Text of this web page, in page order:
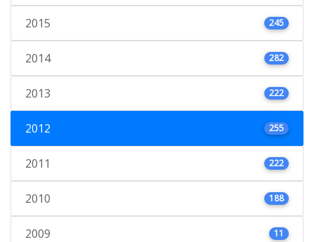
2015 245
2014 282
2013 222
2012 255
2011 222
2010 188
2009 11